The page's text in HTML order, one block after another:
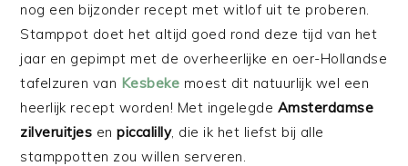
nog een bijzonder recept met witlof uit te proberen.
Stamppot doet het altijd goed rond deze tijd van het
jaar en gepimpt met de overheerlijke en oer-Hollandse
tafelzuren van Kesbeke moest dit natuurlijk wel een
heerlijk recept worden! Met ingelegde Amsterdamse
zilveruitjes enpiccalilly, die ik het liefst bij alle
stamppotten zou willen serveren.